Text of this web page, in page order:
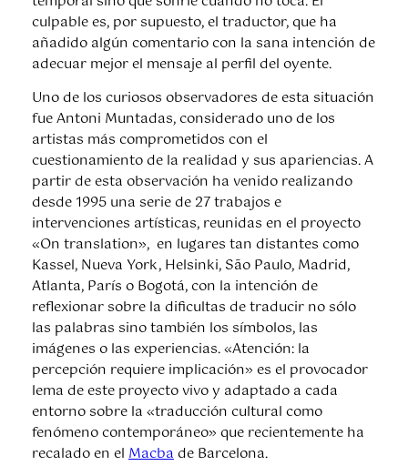
culpable es, por supuesto, el traductor, que ha
añadido algún comentario con la sana intención de
adecuar mejor el mensaje al perfil del oyente.
Uno de los curiosos observadores de esta situación
fue Antoni Muntadas, considerado uno de los
artistas más comprometidos con el
cuestionamiento de la realidad y sus apariencias. A
partir de esta observación ha venido realizando
desde 1995 una serie de 27 trabajos e
intervenciones artísticas, reunidas en el proyecto
«On translation», en lugares tan distantes como
Kassel, Nueva York, Helsinki, São Paulo, Madrid,
Atlanta, París o Bogotá, con la intención de
reflexionar sobre la dificultas de traducir no sólo
las palabras sino también los símbolos, las
imágenes o las experiencias. «Atención: la
percepción requiere implicación» es el provocador
lema de este proyecto vivo y adaptado a cada
entorno sobre la «traducción cultural como
fenómeno contemporáneo» que recientemente ha
recalado en elMacbade Barcelona.